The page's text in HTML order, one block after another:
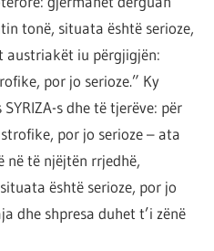
tonë, situata është serioze,
austriakët iu përgjigjën:
por jo serioze.” Ky
s dhe të tjerëve: për
por jo serioze – ata
në të njëjtën rrjedhë,
është serioze, por jo
dhe shpresa duhet t’i zënë